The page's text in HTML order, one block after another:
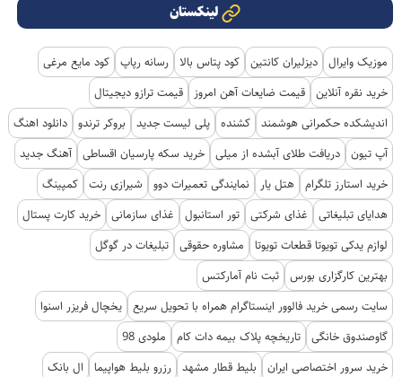
لینکستان
موزیک وایرال دیزلیران کانتین کود پتاس بالا رسانه رپاپ کود مایع مرغی
خرید نقره آنلاین قیمت ضایعات آهن امروز
قیمت ترازو دیجیتال
اندیشکده حکمرانی هوشمند کشنده پلی لیست جدید بروکر ترندو دانلود اهنگ
آپ تیون دریافت طلای آبشده از میلی خرید سکه پارسیان اقساطی آهنگ جدید
خرید استارز تلگرام هتل یار نمایندگی تعمیرات دوو شیرازی رنت کمپینگ
هدایای تبلیغاتی
غذای شرکتی تور استانبول غذای سازمانی خرید کارت پستال
لوازم یدکی تویوتا قطعات تویوتا
مشاوره حقوقی تبلیغات در گوگل
بهترین کارگزاری بورس ثبت نام آمارکتس
سایت رسمی خرید فالوور اینستاگرام همراه با تحویل سریع یخچال فریزر اسنوا
گاوصندوق خانگی تاریخچه پلاک بیمه دات کام
ملودی 98
خرید سرور اختصاصی ایران
بلیط قطار مشهد رزرو بلیط هواپیما
ال بانک